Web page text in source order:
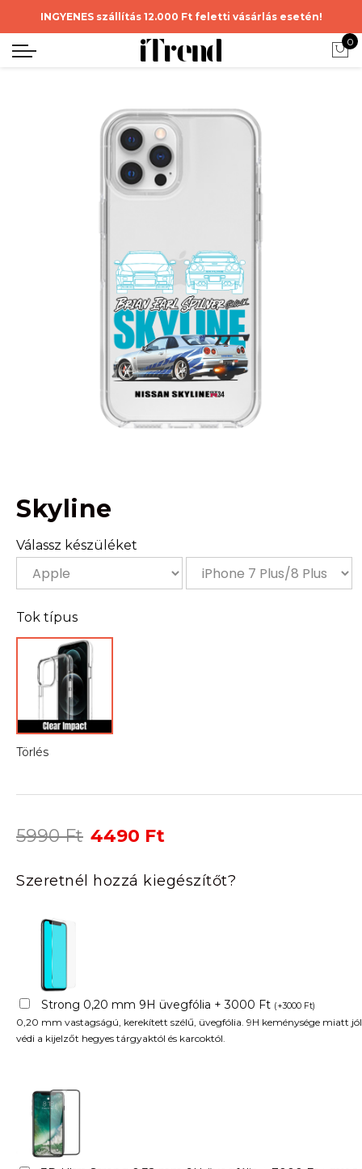
INGYENES szállítás 12.000 Ft feletti vásárlás esetén!
0
Skyline
Válassz készüléket
Tok típus
Törlés
5990Ft Original
was:
5990 Ft.
4490 Ft
is:
4490 Ft.
Szeretnél hozzá kiegészítőt?
Strong 0,20 mm 9H üvegfólia + 3000 Ft (+3000 Ft)
0,20 mm vastagságú, kerekített szélű, üvegfólia. 9H keménysége miatt jól
védi a kijelzőt hegyes tárgyaktól és karcoktól.